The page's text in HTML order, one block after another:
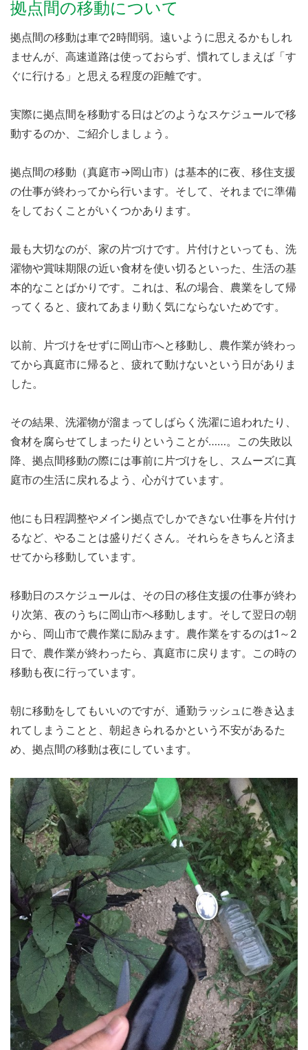
拠点間の移動について
拠点間の移動は車で2時間弱。遠いように思えるかもしれ
ませんが、高速道路は使っておらず、慣れてしまえば「す
ぐに行ける」と思える程度の距離です。
実際に拠点間を移動する日はどのようなスケジュールで移
動するのか、ご紹介しましょう。
拠点間の移動（真庭市→岡山市）は基本的に夜、移住支援
の仕事が終わってから行います。そして、それまでに準備
をしておくことがいくつかあります。
最も大切なのが、家の片づけです。片付けといっても、洗
濯物や賞味期限の近い食材を使い切るといった、生活の基
本的なことばかりです。これは、私の場合、農業をして帰
ってくると、疲れてあまり動く気にならないためです。
以前、片づけをせずに岡山市へと移動し、農作業が終わっ
てから真庭市に帰ると、疲れて動けないという日がありま
した。
その結果、洗濯物が溜まってしばらく洗濯に追われたり、
食材を腐らせてしまったりということが……。この失敗以
降、拠点間移動の際には事前に片づけをし、スムーズに真
庭市の生活に戻れるよう、心がけています。
他にも日程調整やメイン拠点でしかできない仕事を片付け
るなど、やることは盛りだくさん。それらをきちんと済ま
せてから移動しています。
移動日のスケジュールは、その日の移住支援の仕事が終わ
り次第、夜のうちに岡山市へ移動します。そして翌日の朝
から、岡山市で農作業に励みます。農作業をするのは1～2
日で、農作業が終わったら、真庭市に戻ります。この時の
移動も夜に行っています。
朝に移動をしてもいいのですが、通勤ラッシュに巻き込ま
れてしまうことと、朝起きられるかという不安があるた
め、拠点間の移動は夜にしています。